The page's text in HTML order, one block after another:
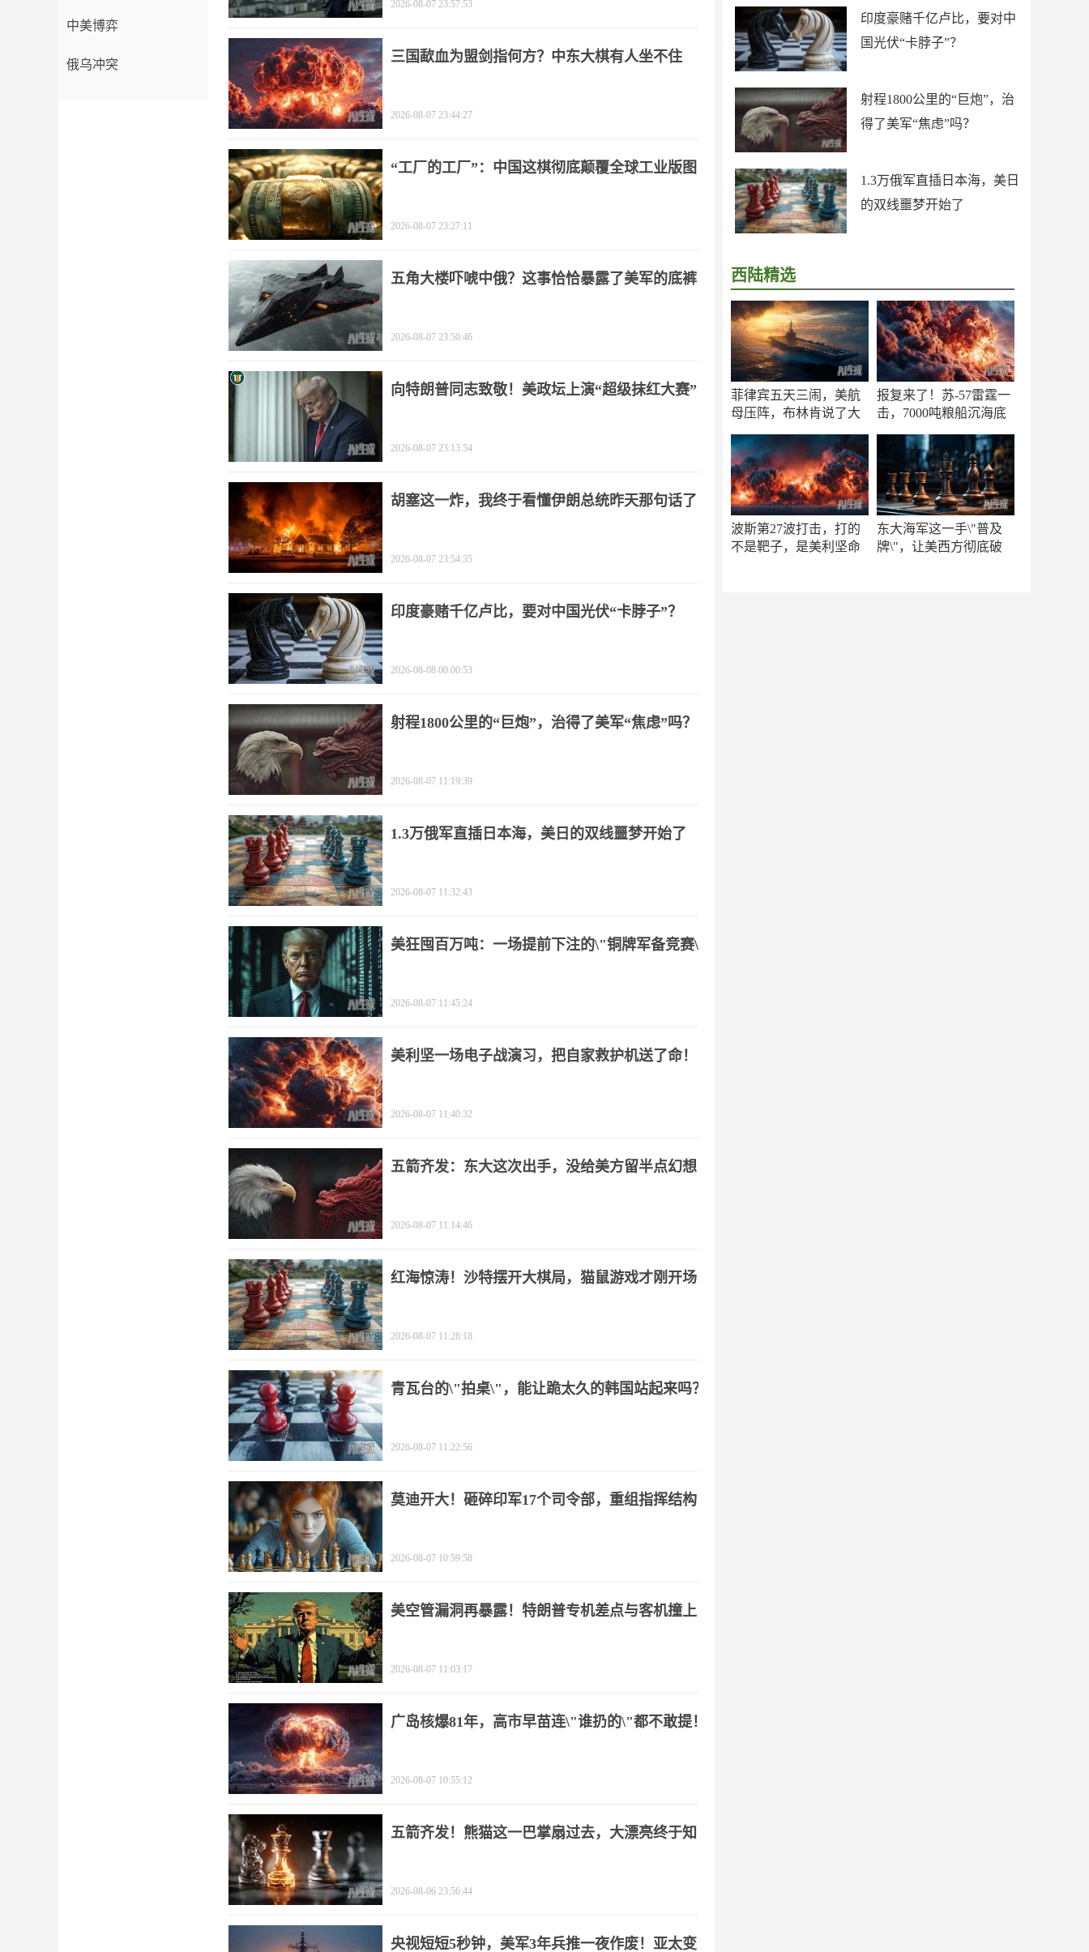
印度豪赌千亿卢比，要对中
国光伏“卡脖子”？
射程1800公里的“巨炮”，治
得了美军“焦虑”吗？
1.3万俄军直插日本海，美日
的双线噩梦开始了
西陆精选
菲律宾五天三闹，美航
母压阵，布林肯说了大
报复来了！苏-57雷霆一
击，7000吨粮船沉海底
波斯第27波打击，打的
不是靶子，是美利坚命
东大海军这一手\"普及
牌\"，让美西方彻底破
中美博弈
俄乌冲突
2026-08-07 23:57:53
三国歃血为盟剑指何方？中东大棋有人坐不住
2026-08-07 23:44:27
“工厂的工厂”：中国这棋彻底颠覆全球工业版图
2026-08-07 23:27:11
五角大楼吓唬中俄？这事恰恰暴露了美军的底裤
2026-08-07 23:50:46
向特朗普同志致敬！美政坛上演“超级抹红大赛”
2026-08-07 23:13:54
胡塞这一炸，我终于看懂伊朗总统昨天那句话了
2026-08-07 23:54:35
印度豪赌千亿卢比，要对中国光伏“卡脖子”？
2026-08-08 00:00:53
射程1800公里的“巨炮”，治得了美军“焦虑”吗？
2026-08-07 11:19:39
1.3万俄军直插日本海，美日的双线噩梦开始了
2026-08-07 11:32:43
美狂囤百万吨：一场提前下注的\"铜牌军备竞赛\"
2026-08-07 11:45:24
美利坚一场电子战演习，把自家救护机送了命！
2026-08-07 11:40:32
五箭齐发：东大这次出手，没给美方留半点幻想
2026-08-07 11:14:46
红海惊涛！沙特摆开大棋局，猫鼠游戏才刚开场
2026-08-07 11:28:18
青瓦台的\"拍桌\"，能让跪太久的韩国站起来吗？
2026-08-07 11:22:56
莫迪开大！砸碎印军17个司令部，重组指挥结构
2026-08-07 10:59:58
美空管漏洞再暴露！特朗普专机差点与客机撞上
2026-08-07 11:03:17
广岛核爆81年，高市早苗连\"谁扔的\"都不敢提！
2026-08-07 10:55:12
五箭齐发！熊猫这一巴掌扇过去，大漂亮终于知
2026-08-06 23:56:44
央视短短5秒钟，美军3年兵推一夜作废！亚太变